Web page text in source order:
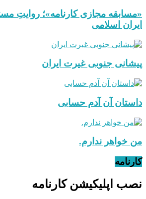
«مسابقه مجازی کارنامه»؛ روایتِ
ایران اسلامی
پیشانی جنوبی غیرت ایران
داستان آن آدم حسابی
من خواهر ندارم.
کارنامه
نصب اپلیکیشن کارنامه